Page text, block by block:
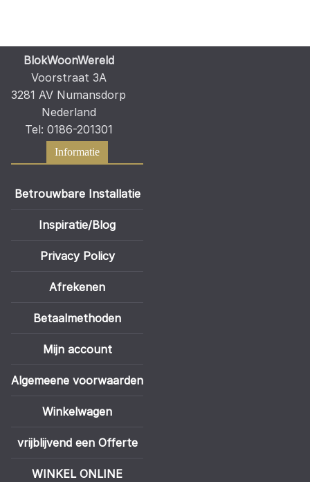
BlokWoonWereld
Voorstraat 3A
3281 AV Numansdorp
Nederland
Tel: 0186-201301
Informatie
Betrouwbare Installatie
Inspiratie/Blog
Privacy Policy
Afrekenen
Betaalmethoden
Mijn account
Algemeene voorwaarden
Winkelwagen
vrijblijvend een Offerte
WINKEL ONLINE